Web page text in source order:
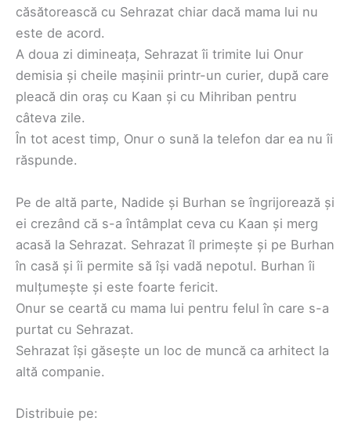
căsătorească cu Sehrazat chiar dacă mama lui nu
este de acord.
A doua zi dimineața, Sehrazat îi trimite lui Onur
demisia și cheile mașinii printr-un curier, după care
pleacă din oraș cu Kaan și cu Mihriban pentru
câteva zile.
În tot acest timp, Onur o sună la telefon dar ea nu îi
răspunde.
Pe de altă parte, Nadide și Burhan se îngrijorează și
ei crezând că s-a întâmplat ceva cu Kaan și merg
acasă la Sehrazat. Sehrazat îl primește și pe Burhan
în casă și îi permite să își vadă nepotul. Burhan îi
mulțumește și este foarte fericit.
Onur se ceartă cu mama lui pentru felul în care s-a
purtat cu Sehrazat.
Sehrazat își găsește un loc de muncă ca arhitect la
altă companie.
Distribuie pe: